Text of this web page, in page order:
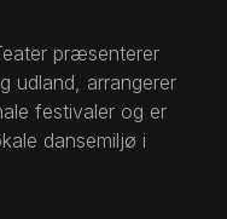
præsenterer
udland, arrangerer
festivaler og er
dansemiljø i